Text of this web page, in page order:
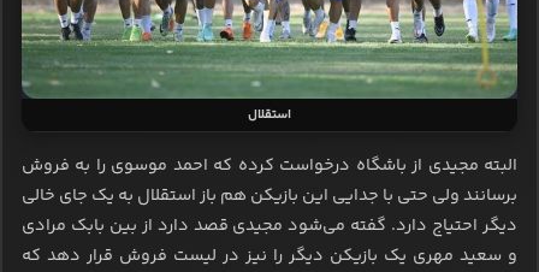
استقلال
البته مجیدی از باشگاه درخواست کرده که احمد موسوی را به فروش
برسانند ولی حتی با جدایی این بازیکن هم باز استقلال به یک جای خالی
دیگر احتیاج دارد. گفته می‌شود مجیدی قصد دارد از بین بابک مرادی
و سعید مهری یک بازیکن دیگر را نیز در لیست فروش قرار دهد که